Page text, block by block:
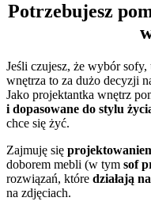
Potrzebujesz
Jeśli czujesz, że wybór sofy,
wnętrza to za dużo decyzji
Jako projektantka wnętrz
i dopasowane do stylu
chce się żyć.
Zajmuję się
doborem mebli (w tym sof
rozwiązań, które działają
na zdjęciach.